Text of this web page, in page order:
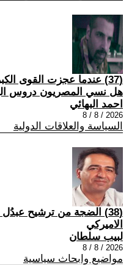
(37) عندما عجزت القوى
هل نسي المصريون دروس
احمد البهائي
2026 / 8 / 8
السياسة والعلاقات الدولية
(38) الضجة من ترشيح
الاميركي
لبيب سلطان
2026 / 8 / 8
مواضيع وابحاث سياسية